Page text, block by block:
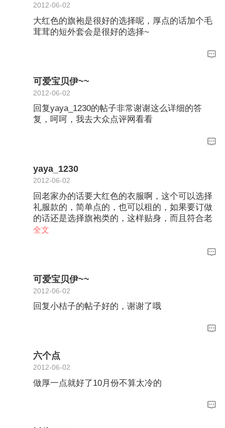
2012-06-02
大红色的旗袍是很好的选择呢，厚点的话加个毛
茸茸的短外套会是很好的选择~
可爱宝贝伊~~
2012-06-02
回复yaya_1230的帖子非常谢谢这么详细的答
复，呵呵，我去大众点评网看看
yaya_1230
2012-06-02
回老家办的话要大红色的衣服啊，这个可以选择
礼服款的，简单点的，也可以租的，如果要订做
的话还是选择旗袍类的，这样贴身，而且符合老
人家的审美观，至于婚鞋，估计也要红色的吧，
看，鞋子都不贵的，如果你还想便宜点又不介意
里有很多新人穿了一次的婚鞋，很便宜。
全文
可爱宝贝伊~~
2012-06-02
回复小桔子的帖子好的，谢谢了哦
六个点
2012-06-02
做厚一点就好了10月份不算太冷的